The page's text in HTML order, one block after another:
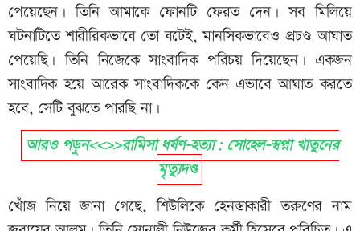
পেয়েছেন। তিনি আমাকে ফোনটি ফেরত দেন। সব মিলিয়ে
ঘটনাটিতে শারীরিকভাবে তো বটেই, মানসিকভাবেও প্রচণ্ড আঘাত
পেয়েছি। তিনি নিজেকে সাংবাদিক পরিচয় দিয়েছেন। একজন
সাংবাদিক হয়ে আরেক সাংবাদিককে কেন এভাবে আঘাত করতে
হবে, সেটি বুঝতে পারছি না।
আরও পড়ুন<<>>রামিসা ধর্ষণ-হত্যা: সোহেল-স্বপ্না খাতুনের
মৃত্যুদণ্ড
খোঁজ নিয়ে জানা গেছে, শিউলিকে হেনস্তাকারী তরুণের নাম